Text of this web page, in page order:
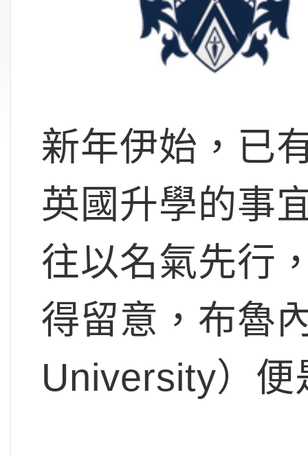
新年伊始，已
英國升學的事
往以名氣先行
得留意，布魯
University）